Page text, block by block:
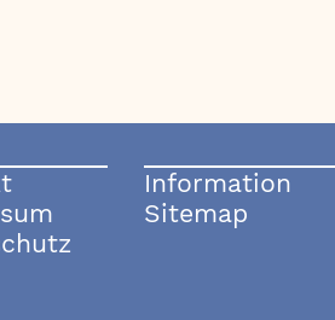
Information
Sitemap